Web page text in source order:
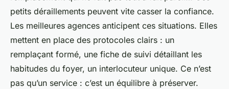
petits déraillements peuvent vite casser la confiance.
Les meilleures agences anticipent ces situations. Elles
mettent en place des protocoles clairs : un
remplaçant formé, une fiche de suivi détaillant les
habitudes du foyer, un interlocuteur unique. Ce n’est
pas qu’un service : c’est un équilibre à préserver.